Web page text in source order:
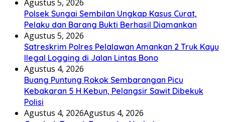
Agustus 5, 2026
Polsek Sungai Sembilan Ungkap Kasus Curat,
Pelaku dan Barang Bukti Berhasil Diamankan
Agustus 5, 2026
Satreskrim Polres Pelalawan Amankan 2 Truk Kayu
Ilegal Logging di Jalan Lintas Bono
Agustus 4, 2026
Buang Puntung Rokok Sembarangan Picu
Kebakaran 5 H Kebun, Pelangsir Sawit Dibekuk
Polisi
Agustus 4, 2026Agustus 4, 2026